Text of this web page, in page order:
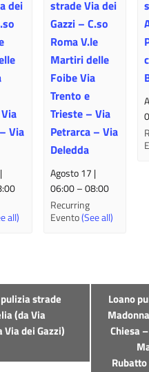
dei
Via
all)
strade Via dei
Gazzi – C.so
Roma V.le
Martiri delle
Foibe Via
Trento e
Trieste – Via
Petrarca – Via
Deledda
Agosto 17 |
06:00–08:00
Recurring
Evento(See all)
strade
(da Via
dei Gazzi)
Loano
Chiesa